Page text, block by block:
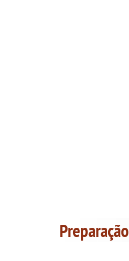
Preparação